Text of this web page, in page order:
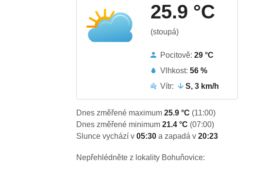
25.9 °C
(stoupá)
Pocitově:29 °C
Vlhkost:56 %
Vítr:
S, 3 km/h
Dnes změřené maximum25.9 °C (11:00)
Dnes změřené minimum21.4 °C (07:00)
Slunce vychází v05:30a zapadá v20:23
Nepřehlédněte z lokality Bohuňovice: